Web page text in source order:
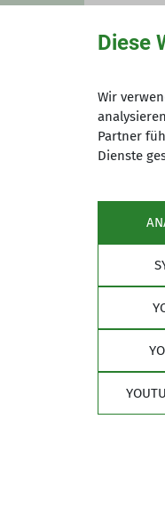
Newsletter
Diese
Wir
Partner
Dienste